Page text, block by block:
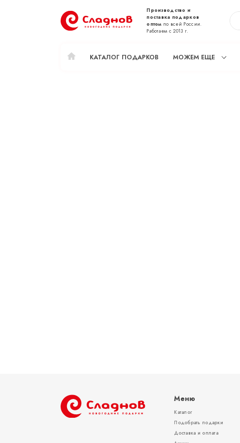
Производство и
поставка подарков
оптомпо всей России.
Работаем с 2013 г.
КАТАЛОГ ПОДАРКОВ МОЖЕМ ЕЩЕ
Меню
Каталог
Подобрать подарки
Доставка и оплата